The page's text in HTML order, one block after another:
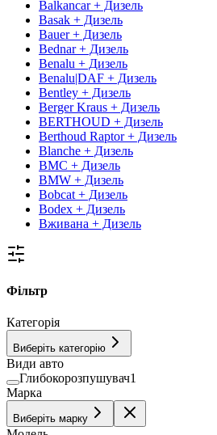
Balkancar + Дизель
Basak + Дизель
Bauer + Дизель
Bednar + Дизель
Benalu + Дизель
Benalu|DAF + Дизель
Bentley + Дизель
Berger Kraus + Дизель
BERTHOUD + Дизель
Berthoud Raptor + Дизель
Blanche + Дизель
BMC + Дизель
BMW + Дизель
Bobcat + Дизель
Bodex + Дизель
Вживана + Дизель
Фільтр
Категорія
Виберіть категорію
Види авто
Глибокорозпушувач1
Марка
Виберіть марку